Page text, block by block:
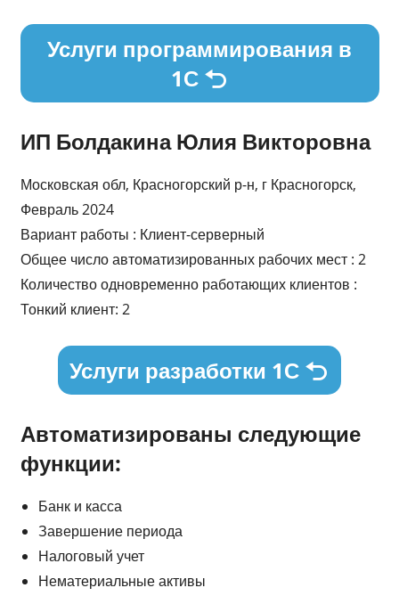
Услуги программирования в
1С
ИП Болдакина Юлия Викторовна
Московская обл, Красногорский р-н, г Красногорск,
Февраль 2024
Вариант работы : Клиент-серверный
Общее число автоматизированных рабочих мест : 2
Количество одновременно работающих клиентов :
Тонкий клиент: 2
Услуги разработки 1С
Автоматизированы следующие
функции:
Банк и касса
Завершение периода
Налоговый учет
Нематериальные активы